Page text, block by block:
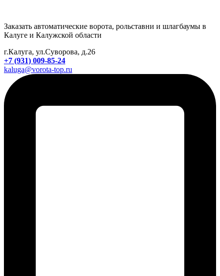
Заказать автоматические ворота, рольставни и шлагбаумы в
Калуге и Калужской области
г.Калуга, ул.Суворова, д.26
+7 (931) 009-85-24
kaluga@vorota-top.ru